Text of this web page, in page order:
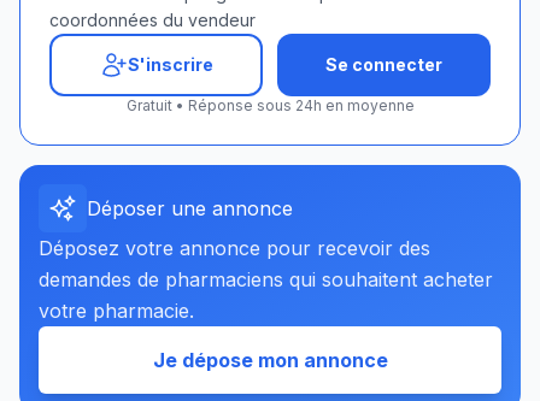
coordonnées du vendeur
S'inscrire Se connecter
Gratuit • Réponse sous 24h en moyenne
Déposer une annonce
Déposez votre annonce pour recevoir des
demandes de pharmaciens qui souhaitent acheter
votre pharmacie.
Je dépose mon annonce